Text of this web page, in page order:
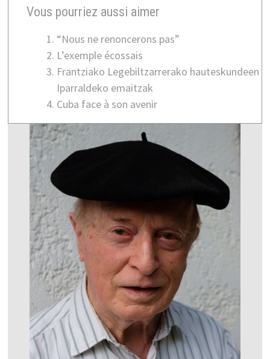
Vous pourriez aussi aimer
“Nous ne renoncerons pas”
L’exemple écossais
Frantziako Legebiltzarrerako hauteskundeen
Iparraldeko emaitzak
Cuba face à son avenir